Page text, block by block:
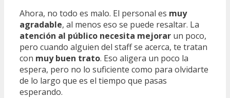
Ahora, no todo es malo. El personal es muy
agradable, al menos eso se puede resaltar. La
atención al público necesita mejorar un poco,
pero cuando alguien del staff se acerca, te tratan
con muy buen trato. Eso aligera un poco la
espera, pero no lo suficiente como para olvidarte
de lo largo que es el tiempo que pasas
esperando.